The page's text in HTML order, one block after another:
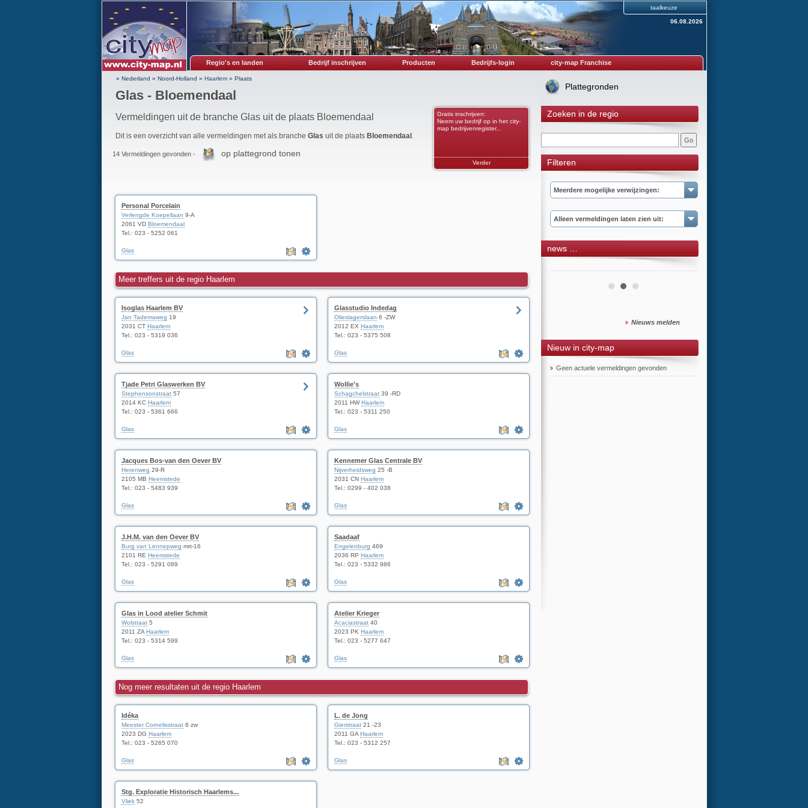
taalkeuze
06.08.2026
Regio's en landen Bedrijf inschrijven Producten Bedrijfs-login city-map Franchise
» Nederland » Noord-Holland » Haarlem» Plaats
Glas - Bloemendaal
Vermeldingen uit de branche Glas uit de plaats Bloemendaal
Gratis inschrijven:
Neem uw bedrijf op in het city-
map bedrijvenregister...
Verder
Dit is een overzicht van alle vermeldingen met als branche Glas uit de plaats Bloemendaal .
14 Vermeldingen gevonden - op plattegrond tonen
Personal Porcelain
Verlengde Koepellaan 9-A
2061 VD Bloemendaal
Tel.: 023 - 5252 061
Glas
Meer treffers uit de regio Haarlem
Isoglas Haarlem BV
Jan Tademaweg 19
2031 CT Haarlem
Tel.: 023 - 5319 036
Glas
Glasstudio Indedag
Olieslagerslaan 6 -ZW
2012 EX Haarlem
Tel.: 023 - 5375 508
Glas
Tjade Petri Glaswerken BV
Stephensonstraat57
2014 KC Haarlem
Tel.: 023 - 5361 666
Glas
Wollie's
Schagchelstraat39 -RD
2011 HWHaarlem
Tel.: 023 - 5311 250
Glas
Jacques Bos-van den Oever BV
Herenweg 29-R
2105 MB Heemstede
Tel.: 023 - 5483 939
Glas
Kennemer Glas Centrale BV
Nijverheidsweg 25 -B
2031 CN Haarlem
Tel.: 0299 - 402 038
Glas
J.H.M. van den Oever BV
Burg van Lennepweg mrt-16
2101 RE Heemstede
Tel.: 023 - 5291 089
Glas
Saadaaf
Engelenburg 469
2036 RP Haarlem
Tel.: 023 - 5332 986
Glas
Glas in Lood atelier Schmit
Wolstraat5
2011 ZA Haarlem
Tel.: 023 - 5314 599
Glas
Atelier Krieger
Acaciastraat40
2023 PK Haarlem
Tel.: 023 - 5277 647
Glas
Nog meer resultaten uit de regio Haarlem
Idéka
Meester Cornelisstraat6 zw
2023 DG Haarlem
Tel.: 023 - 5265 070
Glas
L. de Jong
Gierstraat21 -23
2011 GA Haarlem
Tel.: 023 - 5312 257
Glas
Stg. Exploratie Historisch Haarlems...
Vliek52
Plattegronden
Zoeken in de regio
Filteren
Meerdere mogelijke verwijzingen:
Alleen vermeldingen laten zien uit:
news …
Nieuws melden
Nieuw in city-map
Geen actuele vermeldingen gevonden